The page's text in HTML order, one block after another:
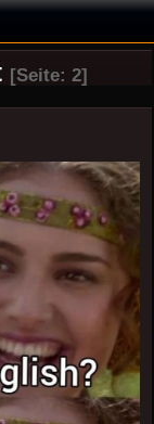
[Seite: 2]